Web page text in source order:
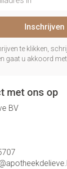
Inschrijven
te klikken,
gaat u akkoord
met ons op
BV